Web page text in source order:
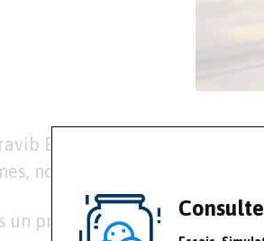
Engineering propose ses
notamment lors du
un premier temps, des